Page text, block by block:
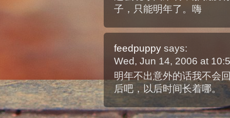
子，只能明年了。嗨
feedpuppy says:
Wed, Jun 14, 2006 at
明年不出意外的话我不会
后吧，以后时间长着哪。